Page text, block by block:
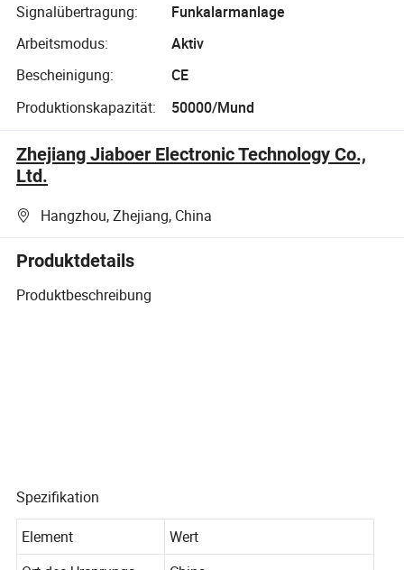
Signalübertragung:
Funkalarmanlage
Arbeitsmodus:
Aktiv
Bescheinigung:
CE
Produktionskapazität:
50000/Mund
Zhejiang Jiaboer Electronic Technology Co.,
Ltd.
Hangzhou, Zhejiang, China
Produktdetails
Produktbeschreibung
Spezifikation
Element
Wert